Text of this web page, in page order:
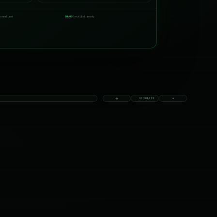
00:03Checklist ready
OTOMATİK